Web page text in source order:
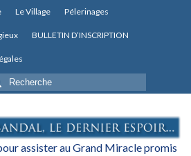
Le Village Pélerinages
BULLETIN D’INSCRIPTION
assister au Grand Miracle promis